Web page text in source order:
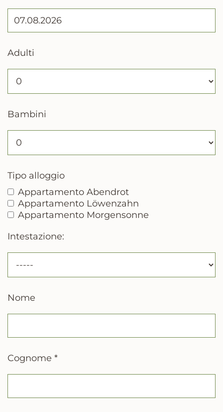
Adulti
Bambini
Tipo alloggio
Appartamento Abendrot
Appartamento Löwenzahn
Appartamento Morgensonne
Intestazione:
Nome
Cognome *